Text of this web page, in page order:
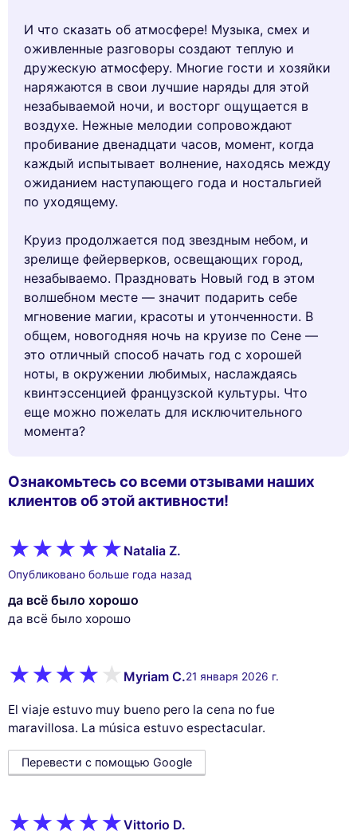
Ознакомьтесь со всеми отзывами наших
клиентов об этой активности!
Natalia Z.
Опубликовано больше года назад
да всё было хорошо
да всё было хорошо
Myriam C.21 января 2026 г.
El viaje estuvo muy bueno pero la cena no fue
maravillosa. La música estuvo espectacular.
Перевести с помощью Google
Vittorio D.
И что сказать об атмосфере! Музыка, смех и
оживленные разговоры создают теплую и
дружескую атмосферу. Многие гости и хозяйки
наряжаются в свои лучшие наряды для этой
незабываемой ночи, и восторг ощущается в
воздухе. Нежные мелодии сопровождают
пробивание двенадцати часов, момент, когда
каждый испытывает волнение, находясь между
ожиданием наступающего года и ностальгией
по уходящему.
Круиз продолжается под звездным небом, и
зрелище фейерверков, освещающих город,
незабываемо. Праздновать Новый год в этом
волшебном месте — значит подарить себе
мгновение магии, красоты и утонченности. В
общем, новогодняя ночь на круизе по Сене —
это отличный способ начать год с хорошей
ноты, в окружении любимых, наслаждаясь
квинтэссенцией французской культуры. Что
еще можно пожелать для исключительного
момента?